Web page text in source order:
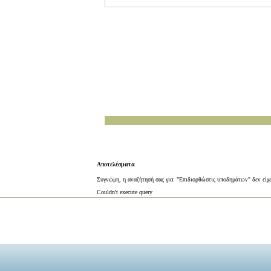
Αποτελέσματα
Συγνώμη, η αναζήτησή σας για: "Επιδιορθώσεις υποδημάτων" δεν
Couldn't execute query